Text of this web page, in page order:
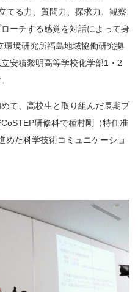
てる力、質問力、探求力、観察
ーチする感覚を対話によって身
環境研究所福島地域協働研究拠
安積黎明高等学校化学部1・2
て、高校生と取り組んだ長期プ
研修科で種村剛（特任准
めた科学技術コミュニケーショ